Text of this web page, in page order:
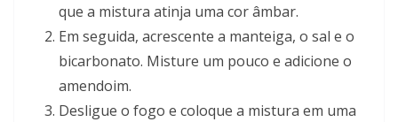
que a mistura atinja uma cor âmbar.
Em seguida, acrescente a manteiga, o sal e o
bicarbonato. Misture um pouco e adicione o
amendoim.
Desligue o fogo e coloque a mistura em uma